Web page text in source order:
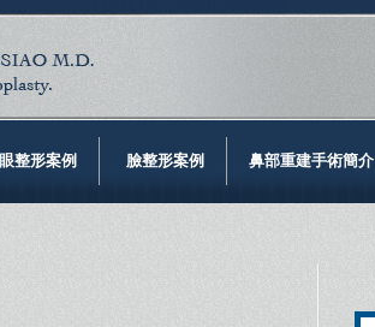
眼整形案例 臉整形案例 鼻部重建手術簡介